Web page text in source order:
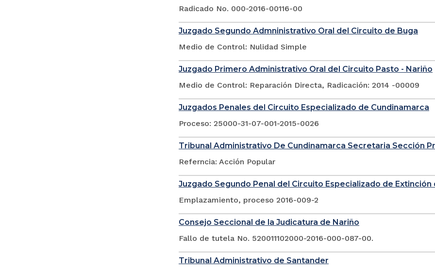
Radicado No. 000-2016-00116-00
Juzgado Segundo Admninistrativo Oral del Circuito de Buga
Medio de Control: Nulidad Simple
Juzgado Primero Administrativo Oral del Circuito Pasto - Nariño
Medio de Control: Reparación Directa, Radicación: 2014 -00009
Juzgados Penales del Circuito Especializado de Cundinamarca
Proceso: 25000-31-07-001-2015-0026
Tribunal Administrativo De Cundinamarca Secretaria Sección
Referncia: Acción Popular
Juzgado Segundo Penal del Circuito Especializado de
Emplazamiento, proceso 2016-009-2
Consejo Seccional de la Judicatura de Nariño
Fallo de tutela No. 520011102000-2016-000-087-00.
Tribunal Administrativo de Santander